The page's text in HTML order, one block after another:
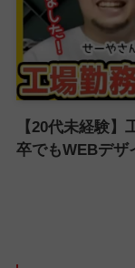
【20代未経験
卒でもWEBデザ